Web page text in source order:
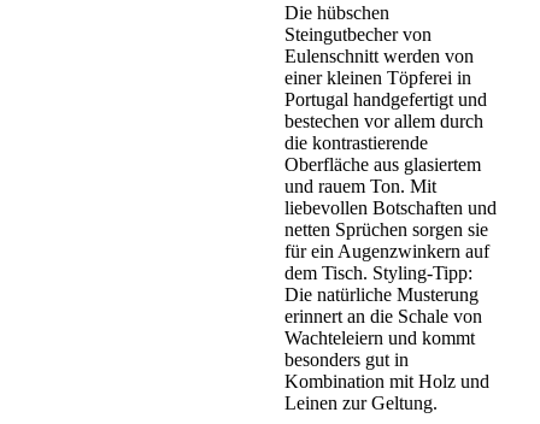
Die hübschen
Steingutbecher von
Eulenschnitt werden von
einer kleinen Töpferei in
Portugal handgefertigt und
bestechen vor allem durch
die kontrastierende
Oberfläche aus glasiertem
und rauem Ton. Mit
liebevollen Botschaften und
netten Sprüchen sorgen sie
für ein Augenzwinkern auf
dem Tisch. Styling-Tipp:
Die natürliche Musterung
erinnert an die Schale von
Wachteleiern und kommt
besonders gut in
Kombination mit Holz und
Leinen zur Geltung.